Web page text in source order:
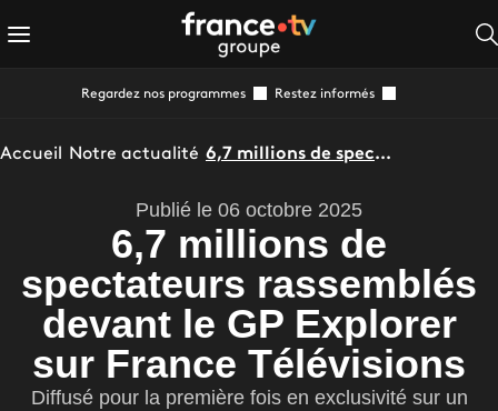
Regardez nos programmes Restez informés
Accueil Notre actualité 6,7 millions de spectateurs rassemblés devant le GP Explorer sur France Télévisions
Publié le 06 octobre 2025
6,7 millions de
spectateurs rassemblés
devant le GP Explorer
sur France Télévisions
Diffusé pour la première fois en exclusivité sur un